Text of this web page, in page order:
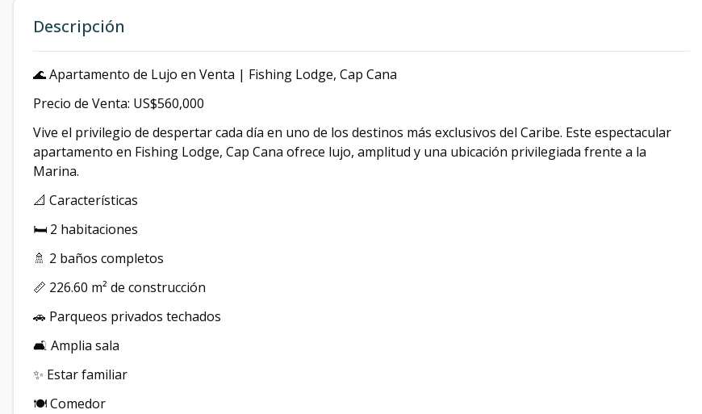
Descripción
🌊 Apartamento de Lujo en Venta | Fishing Lodge, Cap Cana
Precio de Venta: US$560,000
Vive el privilegio de despertar cada día en uno de los destinos más exclusivos del Caribe. Este espectacular
apartamento en Fishing Lodge, Cap Cana ofrece lujo, amplitud y una ubicación privilegiada frente a la
Marina.
📐 Características
🛏️ 2 habitaciones
🚿 2 baños completos
📏 226.60 m² de construcción
🚗 Parqueos privados techados
🛋️ Amplia sala
✨ Estar familiar
🍽️ Comedor